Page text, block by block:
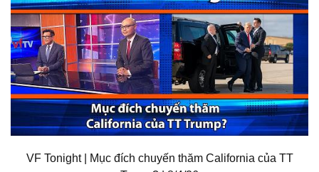
VF Tonight | Mục đích chuyến thăm California của TT